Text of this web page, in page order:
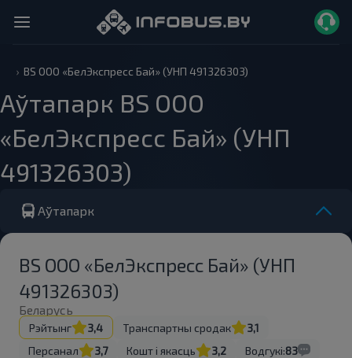
BS ООО «БелЭкспресс Бай» (УНП 491326303)
Аўтапарк BS ООО
«БелЭкспресс Бай» (УНП
491326303)
Аўтапарк
BS ООО «БелЭкспресс Бай» (УНП
491326303)
Беларусь
Рэйтынг 3,4 Транспартны сродак
3,1
Персанал
3,7 Кошт і якасць 3,2 Водгукі:83